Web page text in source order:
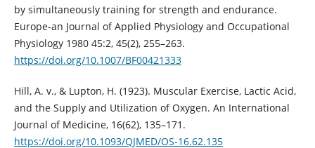
by simultaneously training for strength and endurance.
Europe-an Journal of Applied Physiology and Occupational
Physiology 1980 45:2, 45(2), 255–263.
https://doi.org/10.1007/BF00421333
Hill, A. v., & Lupton, H. (1923). Muscular Exercise, Lactic Acid,
and the Supply and Utilization of Oxygen. An International
Journal of Medicine, 16(62), 135–171.
https://doi.org/10.1093/QJMED/OS-16.62.135